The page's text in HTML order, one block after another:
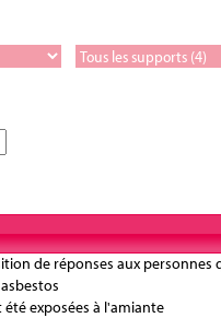
de réponses aux personnes
exposées à l'amiante